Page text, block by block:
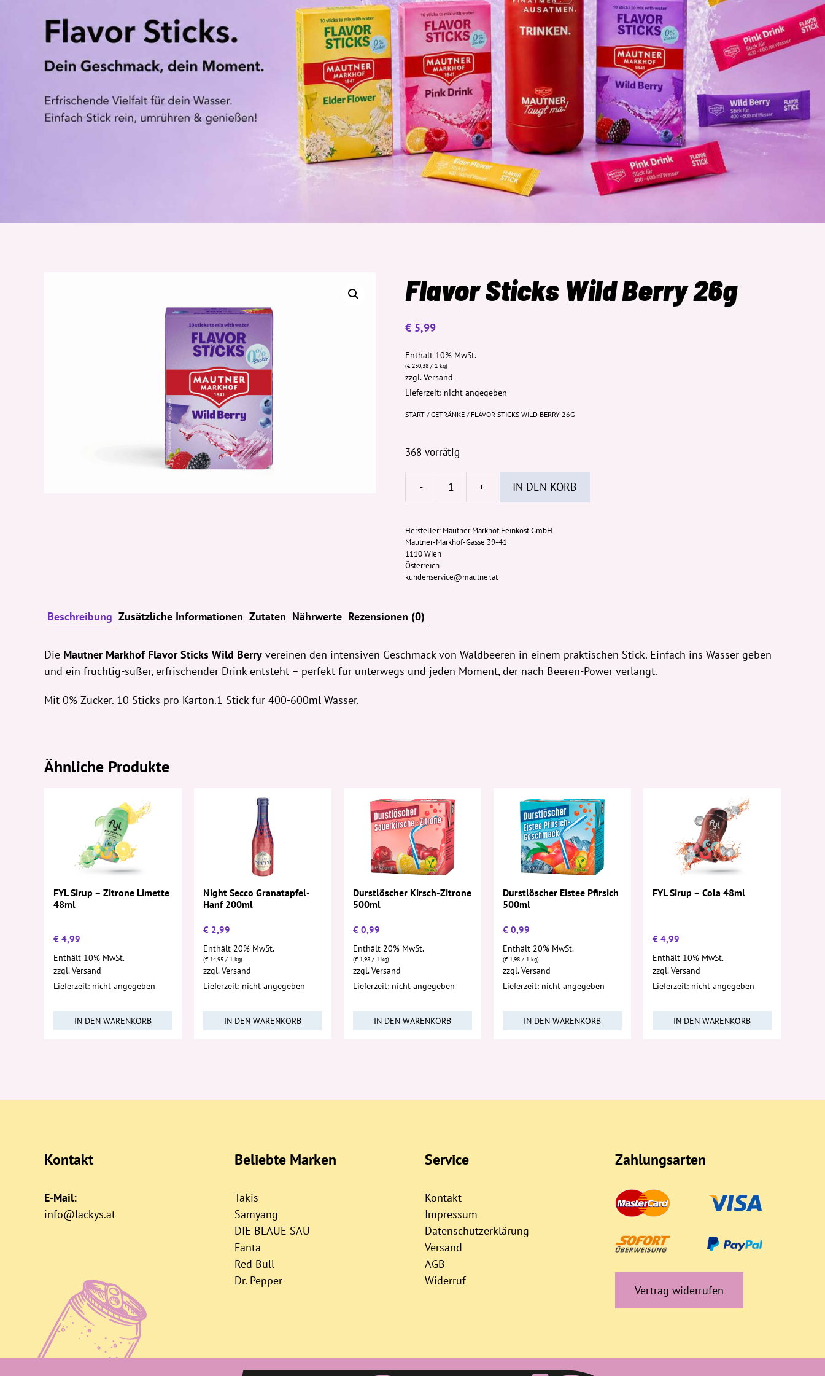
Flavor Sticks Wild Berry 26g
€ 5,99
Enthält 10% MwSt.
(€ 230,38 / 1 kg)
zzgl.Versand
Lieferzeit: nicht angegeben
START /GETRÄNKE / FLAVOR STICKS WILD BERRY 26G
368 vorrätig
-
Wild
Berry
26g
Menge
+ IN DEN KORB
Hersteller: Mautner Markhof Feinkost GmbH
Mautner-Markhof-Gasse 39-41
1110 Wien
Österreich
kundenservice@mautner.at
Beschreibung Zusätzliche Informationen Zutaten Nährwerte Rezensionen (0)
Die Mautner MarkhofFlavor Sticks Wild Berry vereinen den intensiven Geschmack von Waldbeeren in einem praktischen Stick. Einfach ins Wasser geben
und ein fruchtig-süßer, erfrischender Drink entsteht – perfekt für unterwegs und jeden Moment, der nach Beeren-Power verlangt.
Mit 0% Zucker. 10 Sticks pro Karton.1 Stick für 400-600ml Wasser.
Ähnliche Produkte
FYL Sirup – Zitrone Limette
48ml
€ 4,99
Enthält 10% MwSt.
zzgl.Versand
Lieferzeit: nicht angegeben
IN DEN WARENKORB
Night Secco Granatapfel-
Hanf 200ml
€ 2,99
Enthält 20% MwSt.
(€14,95 / 1 kg)
zzgl.Versand
Lieferzeit: nicht angegeben
IN DEN WARENKORB
Durstlöscher Kirsch-Zitrone
500ml
€ 0,99
Enthält 20% MwSt.
(€1,98 / 1 kg)
zzgl.Versand
Lieferzeit: nicht angegeben
IN DEN WARENKORB
Durstlöscher Eistee Pfirsich
500ml
€ 0,99
Enthält 20% MwSt.
(€1,98 / 1 kg)
zzgl.Versand
Lieferzeit: nicht angegeben
IN DEN WARENKORB
FYL Sirup – Cola 48ml
€ 4,99
Enthält 10% MwSt.
zzgl.Versand
Lieferzeit: nicht angegeben
IN DEN WARENKORB
Kontakt
E-Mail:
info@lackys.at
Beliebte Marken
Takis
Samyang
DIE BLAUE SAU
Fanta
Red Bull
Dr. Pepper
Service
Kontakt
Impressum
Datenschutzerklärung
Versand
AGB
Widerruf
Zahlungsarten
Vertrag widerrufen